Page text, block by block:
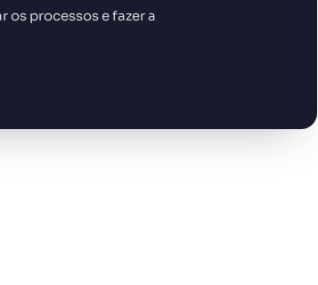
os processos e fazer a